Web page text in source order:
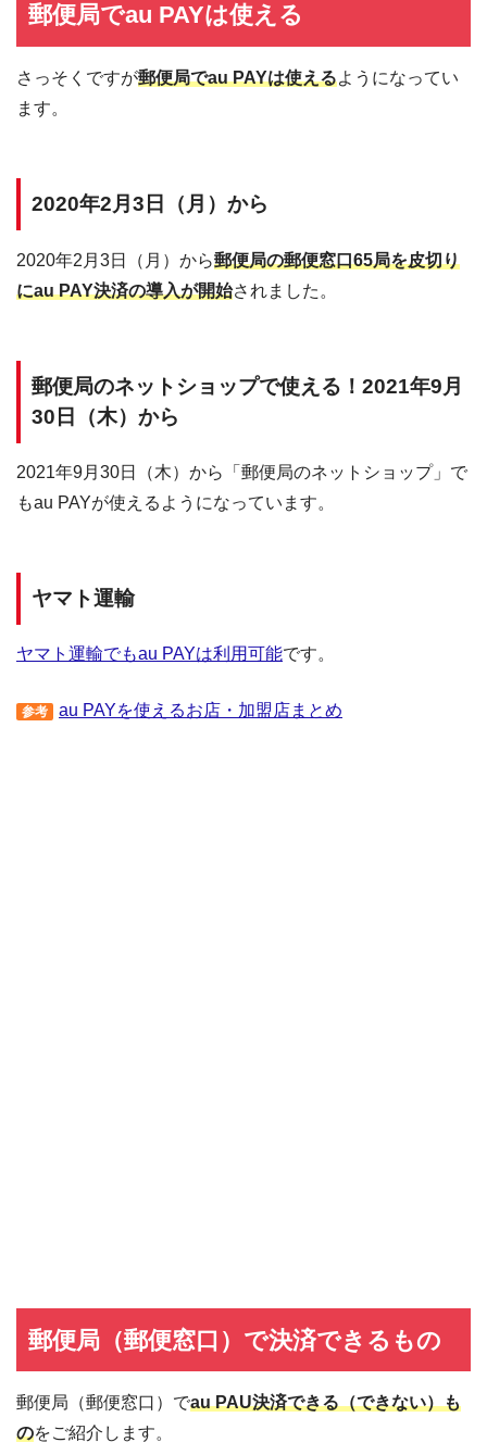
郵便局でau PAYは使える
さっそくですが郵便局でau PAYは使えるようになってい
ます。
2020年2月3日（月）から
2020年2月3日（月）から郵便局の郵便窓口65局を皮切り
にau PAY決済の導入が開始されました。
郵便局のネットショップで使える！2021年9月
30日（木）から
2021年9月30日（木）から「郵便局のネットショップ」で
もau PAYが使えるようになっています。
ヤマト運輸
ヤマト運輸でもau PAYは利用可能です。
参考 au PAYを使えるお店・加盟店まとめ
郵便局（郵便窓口）で決済できるもの
郵便局（郵便窓口）でau PAU決済できる（できない）も
のをご紹介します。